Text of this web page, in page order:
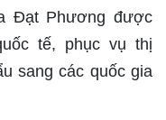
Đạt Phương được
tế, phục vụ thị
sang các quốc gia